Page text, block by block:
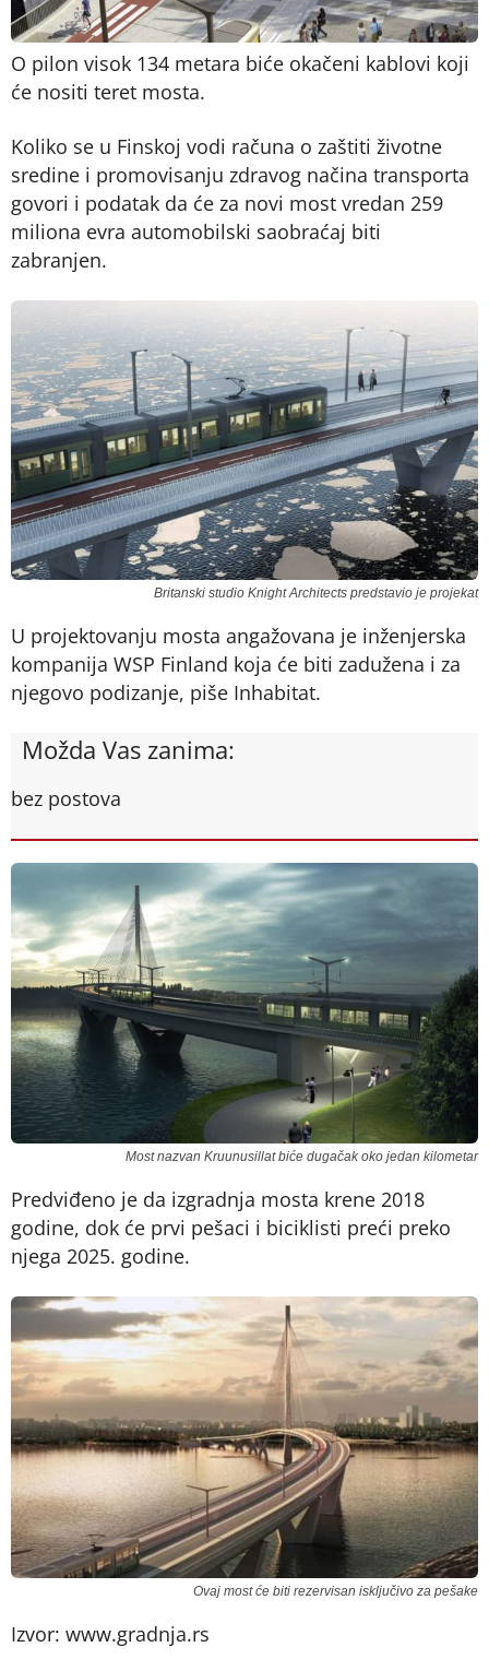
O pilon visok 134 metara biće okačeni kablovi koji
će nositi teret mosta.
Koliko se u Finskoj vodi računa o zaštiti životne
sredine i promovisanju zdravog načina transporta
govori i podatak da će za novi most vredan 259
miliona evra automobilski saobraćaj biti
zabranjen.
Britanski studio Knight Architects predstavio je projekat
U projektovanju mosta angažovana je inženjerska
kompanija WSP Finland koja će biti zadužena i za
njegovo podizanje, piše Inhabitat.
Možda Vas zanima:
bez postova
Most nazvan Kruunusillat biće dugačak oko jedan kilometar
Predviđeno je da izgradnja mosta krene 2018
godine, dok će prvi pešaci i biciklisti preći preko
njega 2025. godine.
Ovaj most će biti rezervisan isključivo za pešake
Izvor: www.gradnja.rs